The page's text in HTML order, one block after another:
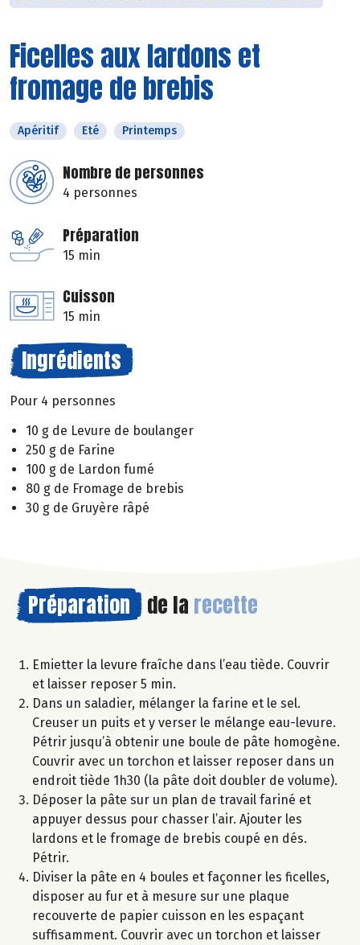
Ficelles aux lardons et
fromage de brebis
Apéritif Eté Printemps
Nombre de personnes
4 personnes
Préparation
15 min
Cuisson
15 min
Ingrédients
Pour 4 personnes
10 g de Levure de boulanger
250 g de Farine
100 g de Lardon fumé
80 g de Fromage de brebis
30 g de Gruyère râpé
Préparation de la recette
Emietter la levure fraîche dans l’eau tiède. Couvrir
et laisser reposer 5 min.
Dans un saladier, mélanger la farine et le sel.
Creuser un puits et y verser le mélange eau-levure.
Pétrir jusqu’à obtenir une boule de pâte homogène.
Couvrir avec un torchon et laisser reposer dans un
endroit tiède 1h30 (la pâte doit doubler de volume).
Déposer la pâte sur un plan de travail fariné et
appuyer dessus pour chasser l’air. Ajouter les
lardons et le fromage de brebis coupé en dés.
Pétrir.
Diviser la pâte en 4 boules et façonner les ficelles,
disposer au fur et à mesure sur une plaque
recouverte de papier cuisson en les espaçant
suffisamment. Couvrir avec un torchon et laisser